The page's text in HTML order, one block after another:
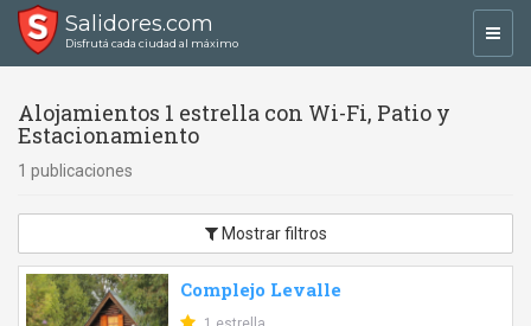
Salidores.com
Disfrutá cada ciudad al máximo
Alojamientos 1 estrella con Wi-Fi, Patio y
Estacionamiento
1 publicaciones
Mostrar filtros
Complejo Levalle